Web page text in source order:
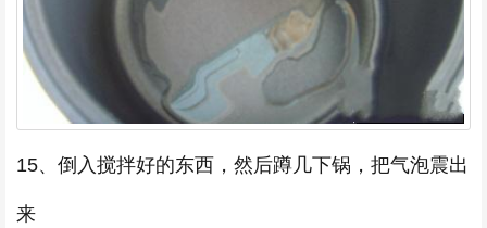
15、倒入搅拌好的东西，然后蹲几下锅，把气泡震出
来